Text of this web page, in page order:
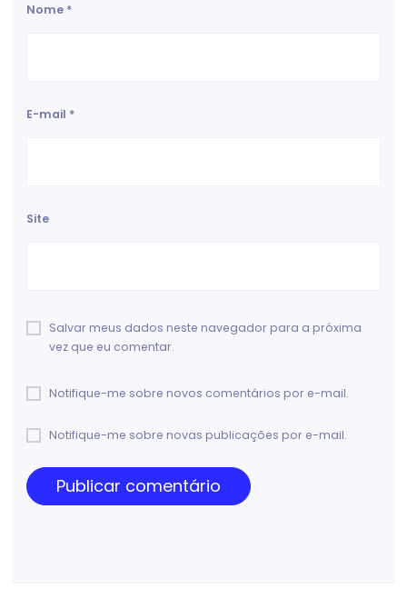
Nome *
E-mail *
Site
Salvar meus dados neste navegador para a próxima
vez que eu comentar.
Notifique-me sobre novos comentários por e-mail.
Notifique-me sobre novas publicações por e-mail.